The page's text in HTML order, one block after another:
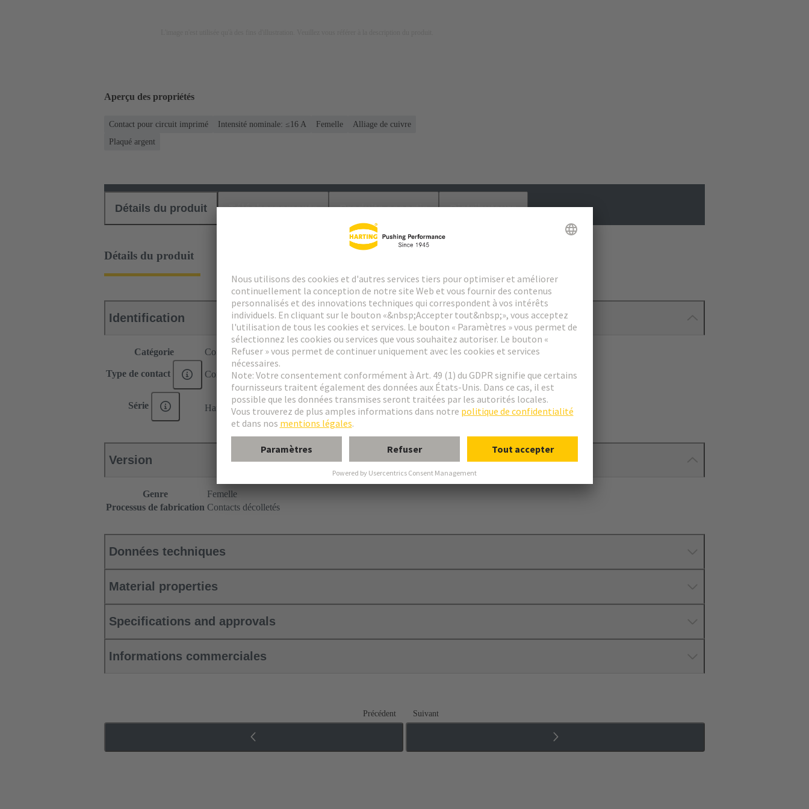
Aperçu des propriétés
Contact pour circuit imprimé Intensité nominale: ≤16 A Femelle
Alliage de cuivre
Plaqué argent
Détails du produit Téléchargements Produits assortis Distributeurs
Détails du produit
Identification
Catégorie Contacts
Type de contact Contact pour circuit imprimé
Série Han E ®
Version
Genre
Femelle
Processus de fabrication Contacts décolletés
Données techniques
Material properties
Specifications and approvals
Informations commerciales
Précédent Suivant